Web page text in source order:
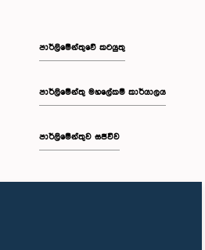
පාර්ලිමේන්තුවේ කටයුතු
පාර්ලිමේන්තු මහලේකම් කාර්යාලය
පාර්ලිමේන්තුව සජීවීව